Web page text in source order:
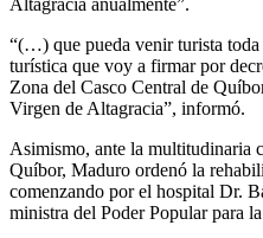
“(…) que pueda venir turista toda
turística que voy a firmar por
Zona del Casco Central de
Virgen de Altagracia”, informó.
Asimismo, ante la multitudinaria
Quíbor, Maduro ordenó la
comenzando por el hospital Dr.
ministra del Poder Popular para